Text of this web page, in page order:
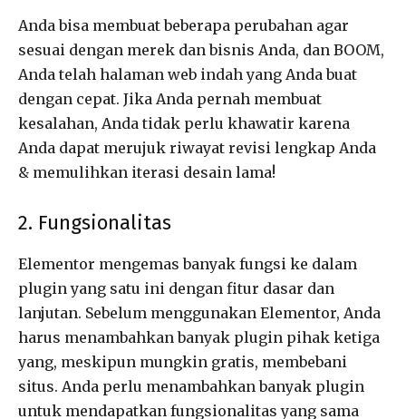
Anda bisa membuat beberapa perubahan agar
sesuai dengan merek dan bisnis Anda, dan BOOM,
Anda telah halaman web indah yang Anda buat
dengan cepat. Jika Anda pernah membuat
kesalahan, Anda tidak perlu khawatir karena
Anda dapat merujuk riwayat revisi lengkap Anda
& memulihkan iterasi desain lama!
2. Fungsionalitas
Elementor mengemas banyak fungsi ke dalam
plugin yang satu ini dengan fitur dasar dan
lanjutan. Sebelum menggunakan Elementor, Anda
harus menambahkan banyak plugin pihak ketiga
yang, meskipun mungkin gratis, membebani
situs. Anda perlu menambahkan banyak plugin
untuk mendapatkan fungsionalitas yang sama